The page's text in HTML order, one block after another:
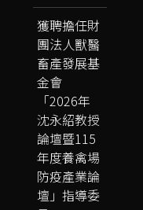
獲聘擔任財
團法人獸醫
畜產發展基
金會
「2026年
沈永紹教授
論壇暨115
年度養禽場
防疫產業論
壇」指導委